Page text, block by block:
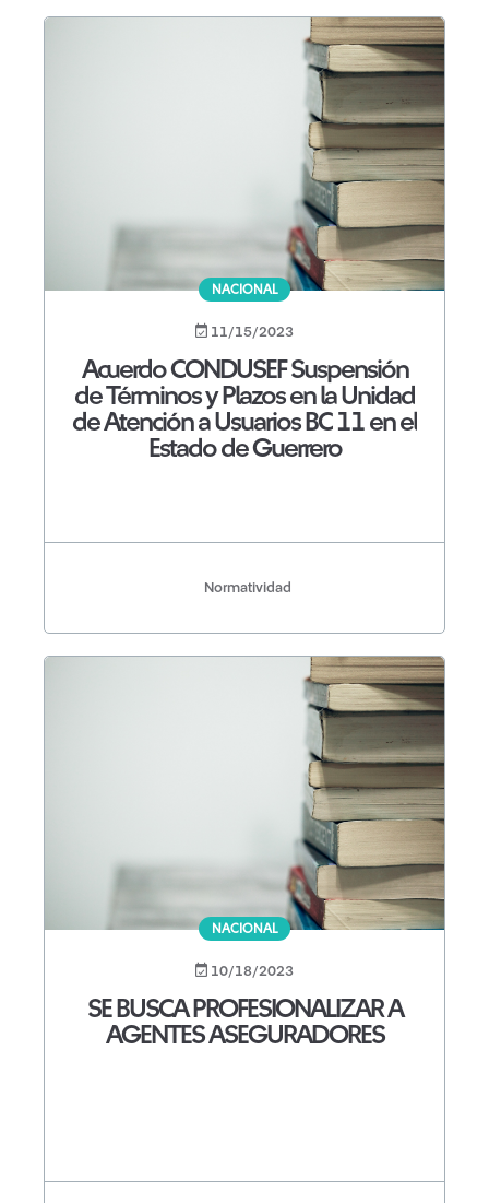
NACIONAL
11/15/2023
Acuerdo CONDUSEF Suspensión
de Términos y Plazos en la Unidad
de Atención a Usuarios BC 11 en el
Estado de Guerrero
Normatividad
NACIONAL
10/18/2023
SE BUSCA PROFESIONALIZAR A
AGENTES ASEGURADORES